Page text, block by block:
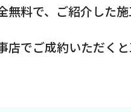
無料で、ご紹介した
店でご成約いただく